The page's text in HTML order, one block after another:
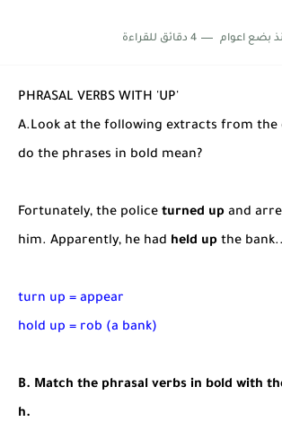
بضع اعوام 4 دقائق للقراءة
PHRASAL VERBS WITH 'UP'
A.Look at the following extracts from the
do the phrases in bold mean?
Fortunately, the police turned up and
him. Apparently, he had held up the
turn up = appear
hold up = rob (a bank)
B. Match the phrasal verbs in bold with
h.